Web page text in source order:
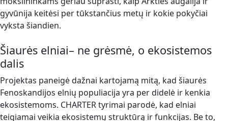
gyvūnija keitėsi per tūkstančius metų ir kokie pokyčiai
vyksta šiandien.
Šiaurės elniai– ne grėsmė, o ekosistemos
dalis
Projektas paneigė dažnai kartojamą mitą, kad šiaurės
Fenoskandijos elnių populiacija yra per didelė ir kenkia
ekosistemoms. CHARTER tyrimai parodė, kad elniai
teigiamai veikia ekosistemų struktūrą ir funkcijas. Be to,